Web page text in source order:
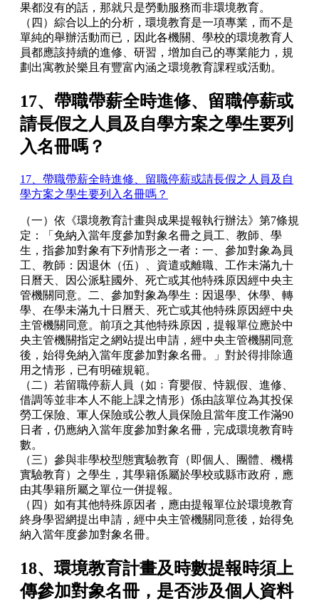
果都沒有的話，那就只是勞動服務而非環境教育。
（四）綜合以上的分析，環境教育是一項專業，而不是
單純的舉辦活動而已，因此各機關、學校的環境教育人
員都應該持續的進修、研習，增加自己的專業能力，規
劃出寓教於樂且有豐富內涵之環境教育課程或活動。
17、帶職帶薪全時進修、留職停薪或
請長假之人員及自學方案之學生要列
入名冊嗎？
17、帶職帶薪全時進修、留職停薪或請長假之人員及自
學方案之學生要列入名冊嗎？
（一）依《環境教育計畫與成果提報執行辦法》第7條規
定：「免納入當年度參加對象名冊之員工、教師、學
生，指參加對象有下列情形之一者：一、參加對象為員
工、教師：因退休（伍）、資遣或離職、工作未滿九十
日曆天、因公派駐國外、死亡或其他特殊原因經中央主
管機關同意。二、參加對象為學生：因退學、休學、轉
學、在學未滿九十日曆天、死亡或其他特殊原因經中央
主管機關同意。前項之其他特殊原因，提報單位應於中
央主管機關指定之網站提出申請，經中央主管機關同意
後，始得免納入當年度參加對象名冊。」對於得排除適
用之情形，已有明確規範。
（二）若留職停薪人員（如﹔育嬰假、恃親假、進修、
借調等並非本人不能上課之情形）係由該單位為其投保
勞工保險、軍人保險或公教人員保險且當年度工作滿90
日者，仍應納入當年度參加對象名冊，完成環境教育時
數。
（三）參與非學校型態實驗教育（即個人、團體、機構
實驗教育）之學生，其學籍係屬於學校或縣市政府，應
由其學籍所屬之單位一併提報。
（四）如有其他特殊原因者，應由提報單位於環境教育
終身學習網提出申請，經中央主管機關同意後，始得免
納入當年度參加對象名冊。
18、環境教育計畫及時數提報時須上
傳參加對象名冊，是否涉及個人資料